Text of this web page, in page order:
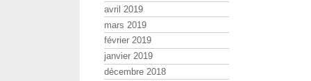
avril 2019
mars 2019
février 2019
janvier 2019
décembre 2018